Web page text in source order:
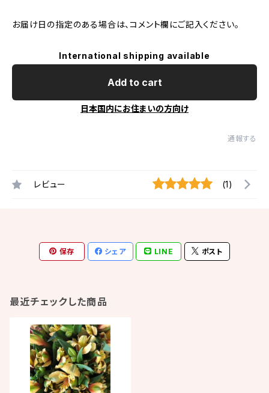
お届け日の指定のある場合は、コメント欄にご記入ください。
International shipping available
Add to cart
日本国内にお住まいの方向け
通報する
レビュー (1)
保存 シェア LINE ポスト
最近チェックした商品